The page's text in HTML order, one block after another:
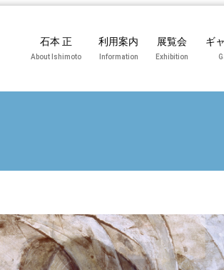
石本 正
About Ishimoto
利用案内
Information
展覧会
Exhibition
ギ